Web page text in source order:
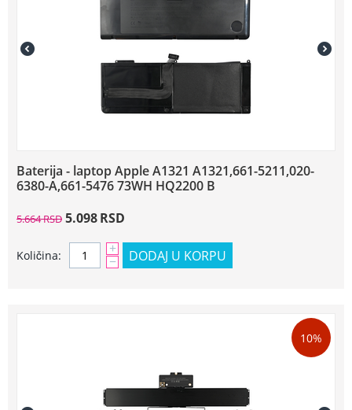
Baterija - laptop Apple A1321 A1321,661-5211,020-
6380-A,661-5476 73WH HQ2200 B
5.664RSD 5.098RSD
Količina: +
− DODAJ U KORPU
10%